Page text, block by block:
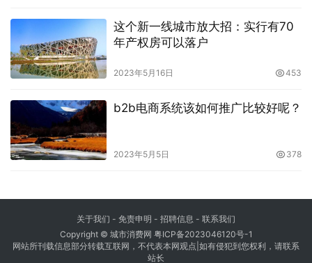
这个新一线城市放大招：实行有70
年产权房可以落户
2023年5月16日 453
b2b电商系统该如何推广比较好呢？
2023年5月5日 378
关于我们 - 免责申明 - 招聘信息 - 联系我们
Copyright © 城市消费网 粤ICP备2023046120号-1
网站所刊载信息部分转载互联网，不代表本网观点|如有侵犯到您权利，请联系
站长